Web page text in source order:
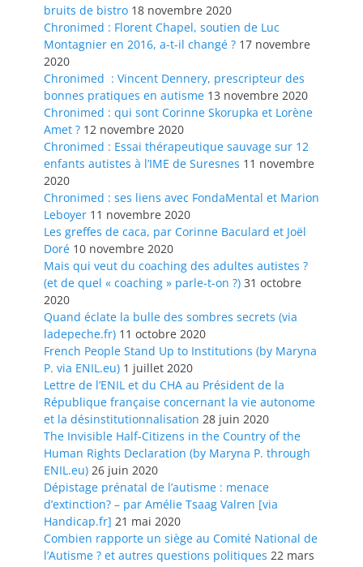
bruits de bistro 18 novembre 2020
Chronimed : Florent Chapel, soutien de Luc
Montagnier en 2016, a-t-il changé ? 17 novembre
2020
Chronimed : Vincent Dennery, prescripteur des
bonnes pratiques en autisme 13 novembre 2020
Chronimed : qui sont Corinne Skorupka et Lorène
Amet ? 12 novembre 2020
Chronimed : Essai thérapeutique sauvage sur 12
enfants autistes à l’IME de Suresnes 11 novembre
2020
Chronimed : ses liens avec FondaMental et Marion
Leboyer 11 novembre 2020
Les greffes de caca, par Corinne Baculard et Joël
Doré 10 novembre 2020
Mais qui veut du coaching des adultes autistes ?
(et de quel « coaching » parle-t-on ?) 31 octobre
2020
Quand éclate la bulle des sombres secrets (via
ladepeche.fr) 11 octobre 2020
French People Stand Up to Institutions (by Maryna
P. via ENIL.eu) 1 juillet 2020
Lettre de l’ENIL et du CHA au Président de la
République française concernant la vie autonome
et la désinstitutionnalisation 28 juin 2020
The Invisible Half-Citizens in the Country of the
Human Rights Declaration (by Maryna P. through
ENIL.eu) 26 juin 2020
Dépistage prénatal de l’autisme : menace
d’extinction? – par Amélie Tsaag Valren [via
Handicap.fr] 21 mai 2020
Combien rapporte un siège au Comité National de
l’Autisme ? et autres questions politiques 22 mars